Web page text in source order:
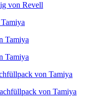
von Revell
Tamiya
Tamiya
von Tamiya
von Tamiya